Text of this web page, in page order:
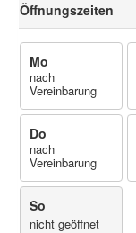
Öffnungszeiten
Mo
nach
Vereinbarung
Do
nach
Vereinbarung
So
nicht geöffnet